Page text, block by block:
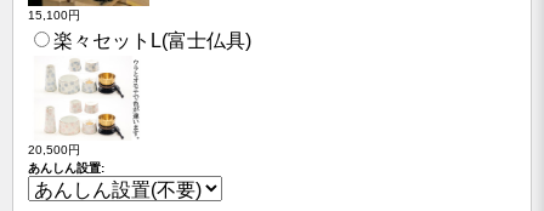
15,100円
楽々セットL(富士仏具)
20,500円
あんしん設置: